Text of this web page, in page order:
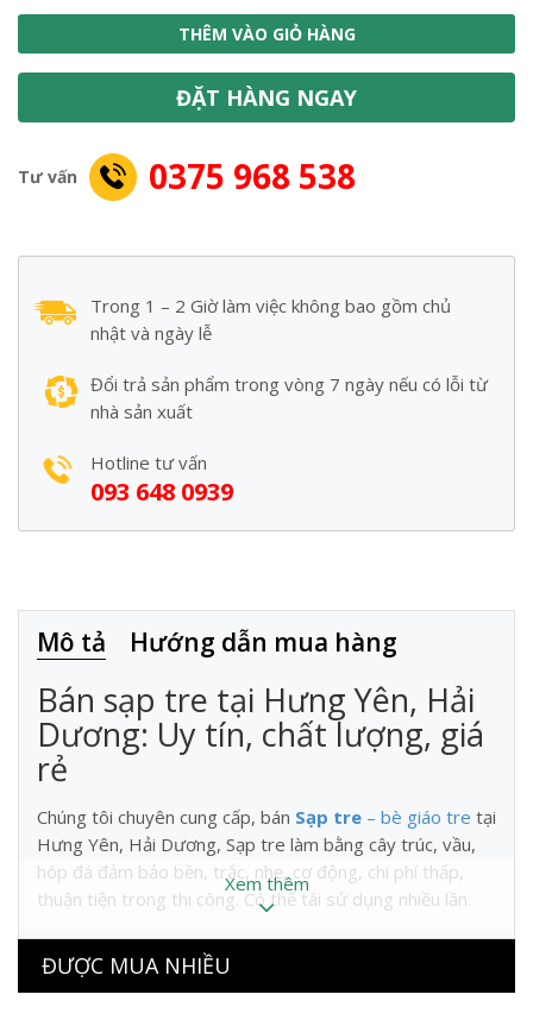
THÊM VÀO GIỎ HÀNG
ĐẶT HÀNG NGAY
Tư vấn 0375 968 538
Trong 1 – 2 Giờ làm việc không bao gồm chủ
nhật và ngày lễ
Đổi trả sản phẩm trong vòng 7 ngày nếu có lỗi từ
nhà sản xuất
Hotline tư vấn
093 648 0939
Mô tả Hướng dẫn mua hàng
Bán sạp tre tại Hưng Yên, Hải
Dương: Uy tín, chất lượng, giá
rẻ
Chúng tôi chuyên cung cấp, bán Sạp tre – bè giáo tre tại
Hưng Yên, Hải Dương, Sạp tre làm bằng cây trúc, vầu,
hóp đá đảm bảo bền, trắc, nhẹ, cơ động, chi phí thấp,
thuận tiện trong thi công. Có thể tái sử dụng nhiều lần.
Sạp tre có nhiều loại kích thước 2m x 0.3m; 3m x 0.3m ;
4m x 0.3m thuận tiện và phù hợp với nhiều đặc điểm
công trình. Các tổ chức, cá nhân trên địa bàn Hưng Yên,
Xem thêm
ĐƯỢC MUA NHIỀU